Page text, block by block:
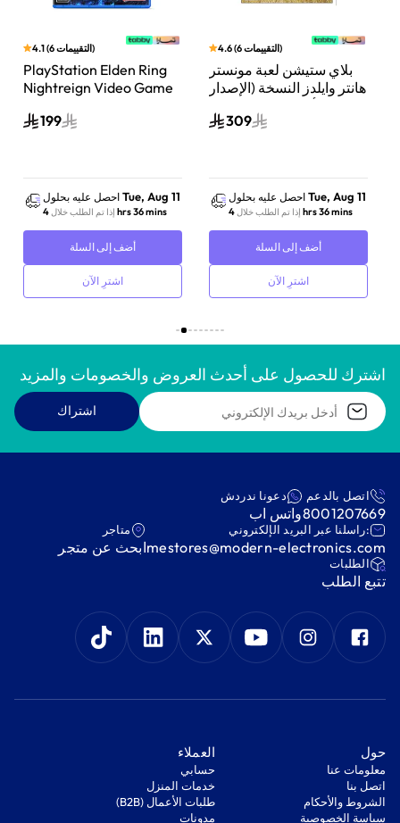
4.1(6التقييمات)
PlayStation Elden Ring
Nightreign Video Game
199
احصل عليه بحلول Tue, Aug 11
إذا تم الطلب خلال 4 hrs 36 mins
أضف إلى السلة
اشترِ الآن
4.6(6التقييمات)
بلاي ستيشن لعبة مونستر
هانتر وايلدز النسخة (الإصدار
ثلاثي الأبعاد المتحرك) بلاي
ستيشن 5
309
احصل عليه بحلول Tue, Aug 11
إذا تم الطلب خلال 4 hrs 36 mins
أضف إلى السلة
اشترِ الآن
اشترك للحصول على أحدث العروض والخصومات والمزيد
اشتراك
اتصل بالدعم
8001207669
دعونا ندردش
واتس اب
:راسلنا عبر البريد الإلكتروني
mestores@modern-electronics.com
متاجر
ابحث عن متجر
‫الطلبات‬
‫تتبع الطلب‬
‫حول‬
معلومات عنا
اتصل بنا
‫الشروط والأحكام‬
‫سياسة الخصوصية‬
‫العملاء‬
‫حسابي‬
‫خدمات المنزل‬
‫طلبات الأعمال (B2B)‬
مدونات